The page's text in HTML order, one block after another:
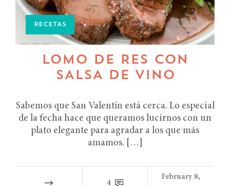
RECETAS
LOMO DE RES CON
SALSA DE VINO
Sabemos que San Valentín está cerca. Lo especial
de la fecha hace que queramos lucirnos con un
plato elegante para agradar a los que más
amamos. […]
4
February 8,